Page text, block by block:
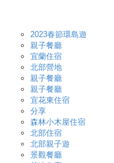
2023春節環島遊
親子餐廳
宜蘭住宿
北部營地
親子餐廳
親子餐廳
宜花東住宿
分享
森林小木屋住宿
北部住宿
北部親子遊
景觀餐廳